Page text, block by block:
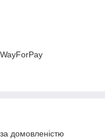
домовленістю